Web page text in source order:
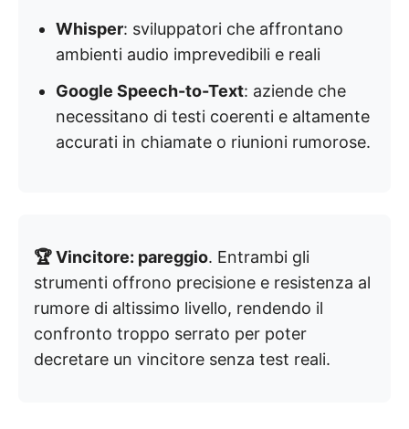
Whisper: sviluppatori che affrontano
ambienti audio imprevedibili e reali
Google Speech-to-Text: aziende che
necessitano di testi coerenti e altamente
accurati in chiamate o riunioni rumorose.
🏆 Vincitore: pareggio. Entrambi gli
strumenti offrono precisione e resistenza al
rumore di altissimo livello, rendendo il
confronto troppo serrato per poter
decretare un vincitore senza test reali.